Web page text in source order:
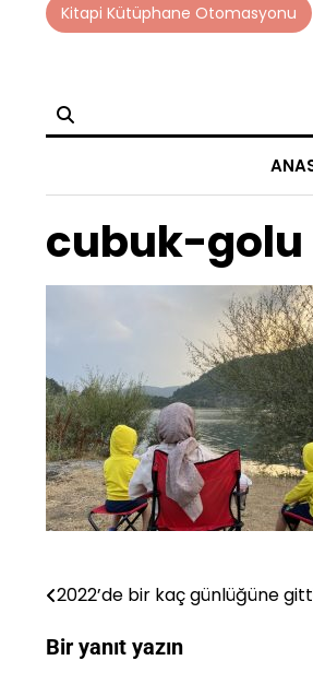
Kitapi Kütüphane Otomasyonu
cubuk-golu
Yazı
gezinmesi
2022’de bir kaç günlüğüne
Bir yanıt yazın